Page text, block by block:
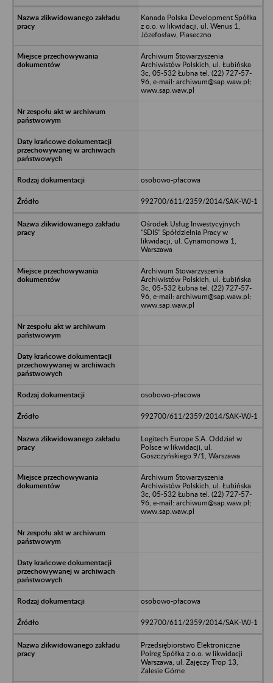
Kanada Polska Development Spółka
z o.o. w likwidacji, ul. Wenus 1,
Józefosław, Piaseczno
Archiwum Stowarzyszenia
Archiwistów Polskich, ul. Łubińska
3c, 05-532 Łubna tel. (22) 727-57-
96, e-mail: archiwum@sap.waw.pl;
www.sap.waw.pl
osobowo-płacowa
992700/611/2359/2014/SAK-WJ-1
Ośrodek Usług Inwestycyjnych
"SDIS" Spółdzielnia Pracy w
likwidacji, ul. Cynamonowa 1,
Warszawa
Archiwum Stowarzyszenia
Archiwistów Polskich, ul. Łubińska
3c, 05-532 Łubna tel. (22) 727-57-
96, e-mail: archiwum@sap.waw.pl;
www.sap.waw.pl
osobowo-płacowa
992700/611/2359/2014/SAK-WJ-1
Logitech Europe S.A. Oddział w
Polsce w likwidacji, ul.
Goszczyńskiego 9/1, Warszawa
Archiwum Stowarzyszenia
Archiwistów Polskich, ul. Łubińska
3c, 05-532 Łubna tel. (22) 727-57-
96, e-mail: archiwum@sap.waw.pl;
www.sap.waw.pl
osobowo-płacowa
992700/611/2359/2014/SAK-WJ-1
Przedsiębiorstwo Elektroniczne
Polreg Spółka z o.o. w likwidacji
Warszawa, ul. Zajęczy Trop 13,
Zalesie Górne